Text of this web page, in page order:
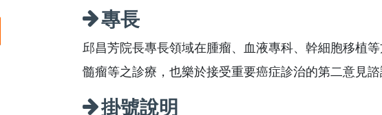
專長
邱昌芳院長專長領域在腫瘤、血液專科、幹細胞移植
髓瘤等之診療，也樂於接受重要癌症診治的第二意見諮
掛號說明